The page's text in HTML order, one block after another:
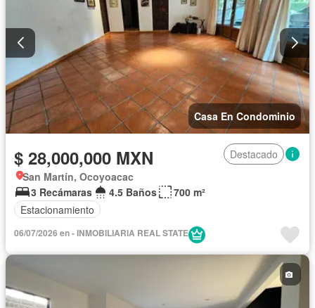
Casa En Condominio
$ 28,000,000 MXN
Destacado
San Martín, Ocoyoacac
3 Recámaras
4.5 Baños
700 m²
Estacionamiento
06/07/2026 en - INMOBILIARIA REAL STATE